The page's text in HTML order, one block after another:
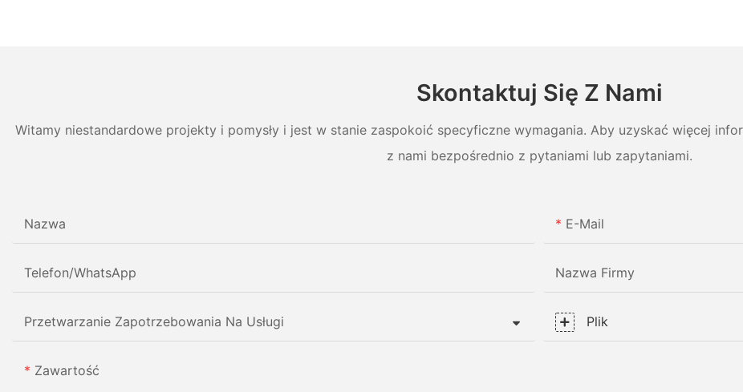
Skontaktuj Się Z Nami
Witamy niestandardowe projekty i pomysły i jest w stanie zaspokoić specyficzne wymagania. Aby uzyskać więcej
z nami bezpośrednio z pytaniami lub zapytaniami.
Nazwa E-Mail
Telefon/WhatsApp Nazwa Firmy
Przetwarzanie Zapotrzebowania Na Usługi Plik
Zawartość